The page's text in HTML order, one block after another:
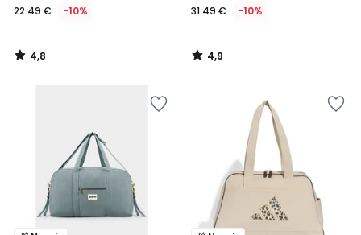
22.49 € -10%
4,8
/
31.49 € -10%
4,9
/